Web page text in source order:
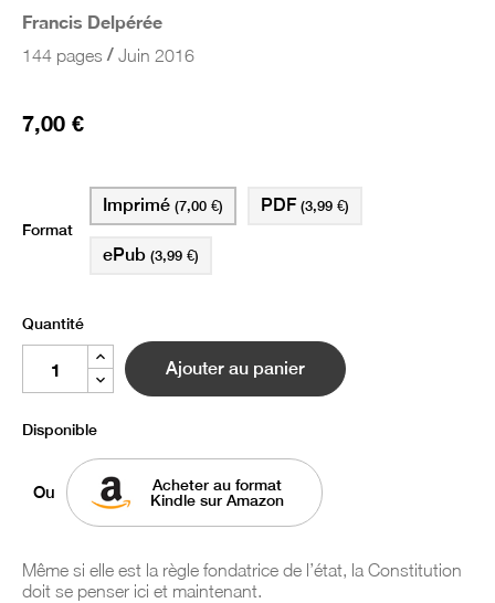
Francis Delpérée
144 pages / Juin 2016
7,00 €
Format
Imprimé (7,00 €)
ePub (3,99 €)
PDF (3,99 €)
Quantité
Ajouter au panier
Disponible
Ou
Acheter au format
Kindle sur Amazon
Même si elle est la règle fondatrice de l’état, la Constitution
doit se penser ici et maintenant.